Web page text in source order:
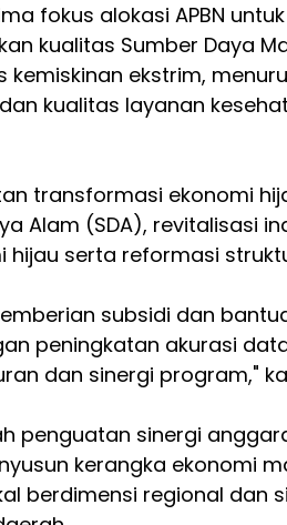
fokus alokasi APBN
kualitas Sumber Daya
kemiskinan ekstrim,
kualitas layanan
transformasi ekonomi
Alam (SDA), revitalisasi
hijau serta reformasi
subsidi dan
peningkatan akurasi
dan sinergi program,"
penguatan sinergi
kerangka ekonomi
berdimensi regional dan